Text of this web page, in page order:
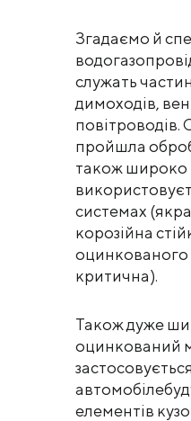
Згадаємо й
служать
димоходів,
повітроводів.
пройшла
також широко
системах
корозійна
оцинкованого
критична).
Також дуже
оцинкований
елементів